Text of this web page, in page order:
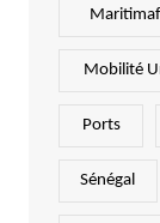
Mobilité
Ports
Sénégal